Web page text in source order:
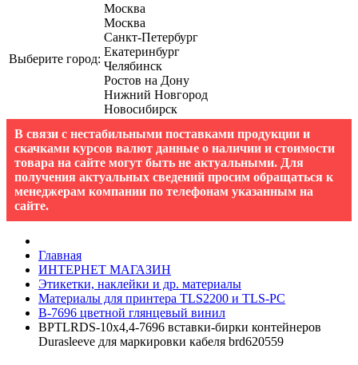
Выберите город:
Москва
Москва
Санкт-Петербург
Екатеринбург
Челябинск
Ростов на Дону
Нижний Новгород
Новосибирск
В связи с нестабильными поставками продукции и
скачками курсов валют данные о наличии и стоимости
товара на сайте могут быть не актуальными. Для
получения актуальных сведений просим обращаться к
менеджерам компании по телефонам указанным на
сайте.
Главная
ИНТЕРНЕТ МАГАЗИН
Этикетки, наклейки и др. материалы
Материалы для принтера TLS2200 и TLS-PC
B-7696 цветной глянцевый винил
BPTLRDS-10x4,4-7696 вставки-бирки контейнеров
Durasleeve для маркировки кабеля brd620559